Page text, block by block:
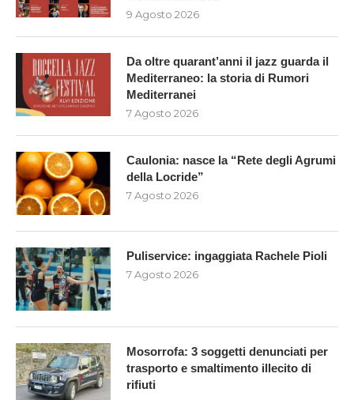
9 Agosto 2026
Da oltre quarant’anni il jazz guarda il
Mediterraneo: la storia di Rumori
Mediterranei
7 Agosto 2026
Caulonia: nasce la “Rete degli Agrumi
della Locride”
7 Agosto 2026
Puliservice: ingaggiata Rachele Pioli
7 Agosto 2026
Mosorrofa: 3 soggetti denunciati per
trasporto e smaltimento illecito di
rifiuti